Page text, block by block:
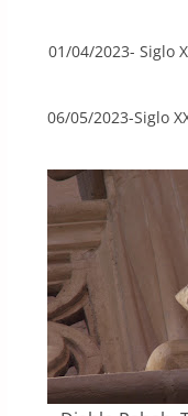
01/04/2023- Siglo
06/05/2023-Siglo